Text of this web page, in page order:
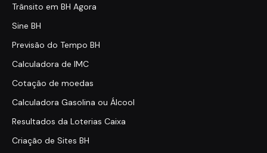
Trânsito em BH Agora
Sine BH
Previsão do Tempo BH
Calculadora de IMC
Cotação de moedas
Calculadora Gasolina ou Álcool
Resultados da Loterias Caixa
Criação de Sites BH